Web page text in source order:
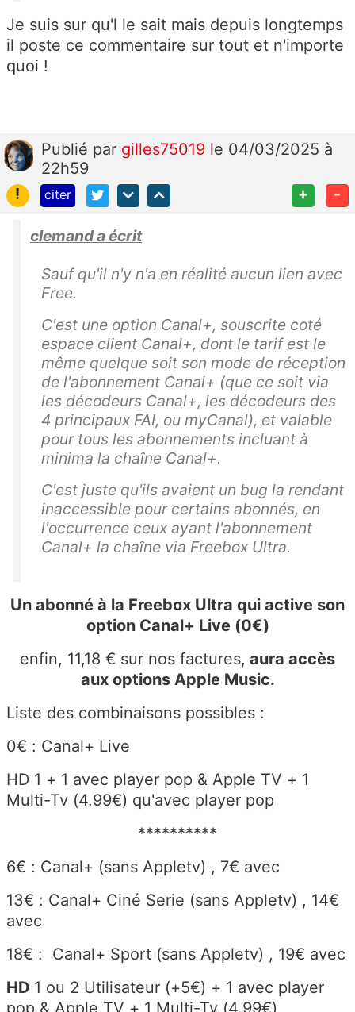
Je suis sur qu'l le sait mais depuis longtemps
il poste ce commentaire sur tout et n'importe
quoi !
Publié par gilles75019 le 04/03/2025 à
22h59
!
citer + -
clemand a écrit
Sauf qu'il n'y n'a en réalité aucun lien avec
Free.
C'est une option Canal+, souscrite coté
espace client Canal+, dont le tarif est le
même quelque soit son mode de réception
de l'abonnement Canal+ (que ce soit via
les décodeurs Canal+, les décodeurs des
4 principaux FAI, ou myCanal), et valable
pour tous les abonnements incluant à
minima la chaîne Canal+.
C'est juste qu'ils avaient un bug la rendant
inaccessible pour certains abonnés, en
l'occurrence ceux ayant l'abonnement
Canal+ la chaîne via Freebox Ultra.
Un abonné à la Freebox Ultra qui active son
option Canal+ Live (0€)
enfin, 11,18 € sur nos factures, aura accès
aux options Apple Music.
Liste des combinaisons possibles :
0€ : Canal+ Live
HD 1 + 1 avec player pop & Apple TV + 1
Multi-Tv (4.99€) qu'avec player pop
**********
6€ : Canal+ (sans Appletv) , 7€ avec
13€ : Canal+ Ciné Serie (sans Appletv) , 14€
avec
18€ : Canal+ Sport (sans Appletv) , 19€ avec
HD 1 ou 2 Utilisateur (+5€) + 1 avec player
pop & Apple TV + 1 Multi-Tv (4.99€)